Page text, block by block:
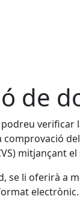
de
verificar
comprovació
mitjançant
se li oferirà a
electrònic.